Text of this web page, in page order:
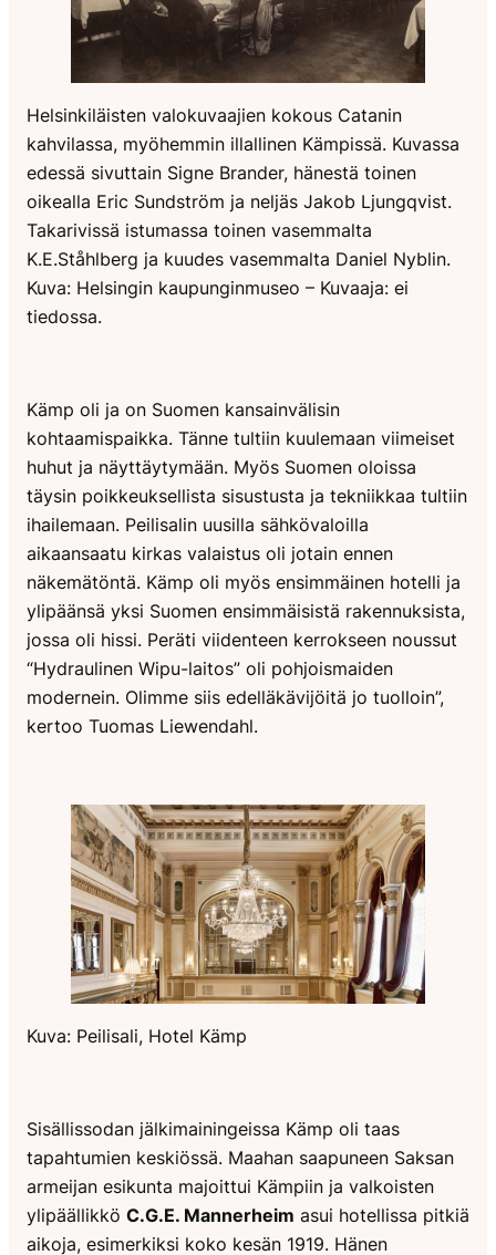
Helsinkiläisten valokuvaajien kokous Catanin
kahvilassa, myöhemmin illallinen Kämpissä. Kuvassa
edessä sivuttain Signe Brander, hänestä toinen
oikealla Eric Sundström ja neljäs Jakob Ljungqvist.
Takarivissä istumassa toinen vasemmalta
K.E.Ståhlberg ja kuudes vasemmalta Daniel Nyblin.
Kuva: Helsingin kaupunginmuseo – Kuvaaja: ei
tiedossa.
Kämp oli ja on Suomen kansainvälisin
kohtaamispaikka. Tänne tultiin kuulemaan viimeiset
huhut ja näyttäytymään. Myös Suomen oloissa
täysin poikkeuksellista sisustusta ja tekniikkaa tultiin
ihailemaan. Peilisalin uusilla sähkövaloilla
aikaansaatu kirkas valaistus oli jotain ennen
näkemätöntä. Kämp oli myös ensimmäinen hotelli ja
ylipäänsä yksi Suomen ensimmäisistä rakennuksista,
jossa oli hissi. Peräti viidenteen kerrokseen noussut
“Hydraulinen Wipu-laitos” oli pohjoismaiden
modernein. Olimme siis edelläkävijöitä jo tuolloin”,
kertoo Tuomas Liewendahl.
Kuva: Peilisali, Hotel Kämp
Sisällissodan jälkimainingeissa Kämp oli taas
tapahtumien keskiössä. Maahan saapuneen Saksan
armeijan esikunta majoittui Kämpiin ja valkoisten
ylipäällikkö C.G.E. Mannerheim asui hotellissa pitkiä
aikoja, esimerkiksi koko kesän 1919. Hänen